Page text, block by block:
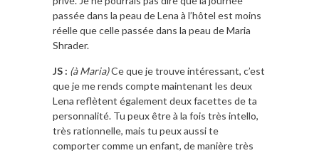
passée dans la peau de Lena à l’hôtel est moins
réelle que celle passée dans la peau de Maria
Shrader.
JS : (à Maria)Ce que je trouve intéressant, c’est
que je me rends compte maintenant les deux
Lena reflètent également deux facettes de ta
personnalité. Tu peux être à la fois très intello,
très rationnelle, mais tu peux aussi te
comporter comme un enfant, de manière très